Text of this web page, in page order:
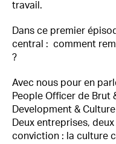
travail.
Dans ce premier
central : comment
?
Avec nous pour en
People Officer de Brut
Development &
Deux entreprises,
conviction : la culture